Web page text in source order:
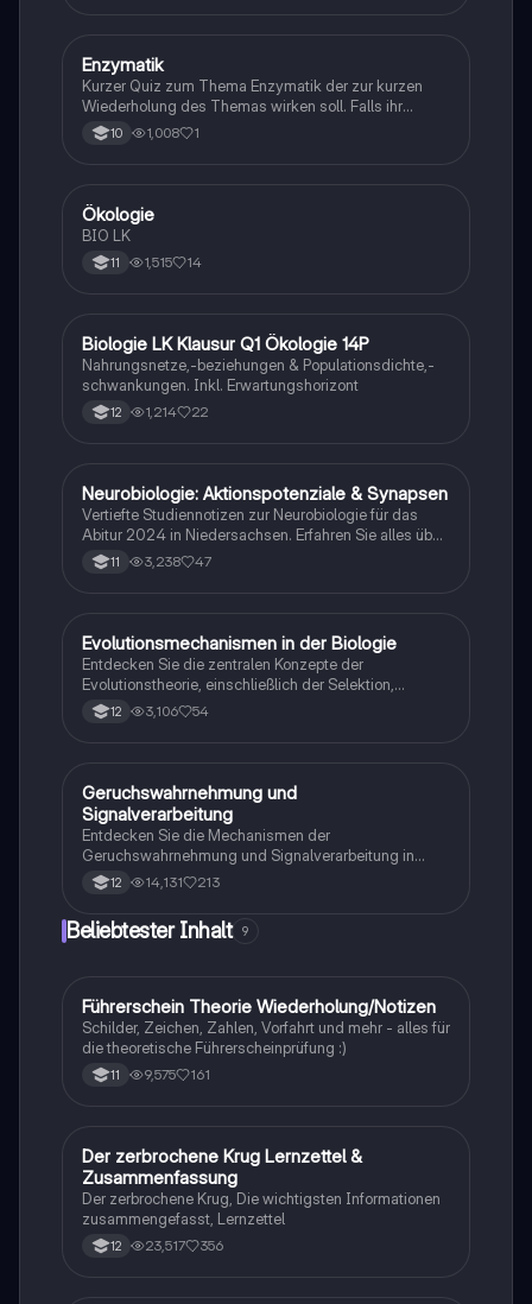
EBiologie
Enzymatik
Kurzer Quiz zum Thema Enzymatik der zur kurzen
Wiederholung des Themas wirken soll. Falls ihr
Fehlern begegnet wäre ich dankbar ,wenn ihr mir
diese weiterleitet. Danke und euch viel Spaß dabei!
10 1,008 1
Biologie
Ökologie
BIO LK
11 1,515 14
Biologie
Biologie LK Klausur Q1 Ökologie 14P
Nahrungsnetze,-beziehungen & Populationsdichte,-
schwankungen. Inkl. Erwartungshorizont
12 1,214 22
Biologie
Neurobiologie: Aktionspotenziale & Synapsen
Vertiefte Studiennotizen zur Neurobiologie für das
Abitur 2024 in Niedersachsen. Erfahren Sie alles über
Aktionspotenziale, Ruhepotenziale, synaptische
Integration, die Rolle von Neurotransmittern, die
Schüler, die sich auf Prüfungen vorbereiten und ein
tiefes Verständnis der neuronalen Signalübertragung
entwickeln möchten.
11 3,238 47
Biologie
Evolutionsmechanismen in der Biologie
Entdecken Sie die zentralen Konzepte der
Evolutionstheorie, einschließlich der Selektion,
Isolationsmechanismen und Evolutionsfaktoren wie
Mutation und Rekombination. Diese
Entstehung neuer Arten durch allopatrische und
sympatrische Artbildung. Ideal für Biologiestudenten
im Grundkurs.
12 3,106 54
Biologie
Geruchswahrnehmung und
Signalverarbeitung
Entdecken Sie die Mechanismen der
Geruchswahrnehmung und Signalverarbeitung in
Nervenzellen. Diese Übungsaufgaben für das
mündliche Abitur in Neurobiologie behandeln
Codierung von Geruchsstoffsignalen. Ideal für
12 14,131 213
Beliebtester Inhalt 9
Lerntipps
Führerschein Theorie Wiederholung/Notizen
Schilder, Zeichen, Zahlen, Vorfahrt und mehr - alles für
die theoretische Führerscheinprüfung :)
11 9,575 161
Deutsch
Der zerbrochene Krug Lernzettel &
Zusammenfassung
Der zerbrochene Krug, Die wichtigsten Informationen
zusammengefasst, Lernzettel
12 23,517 356